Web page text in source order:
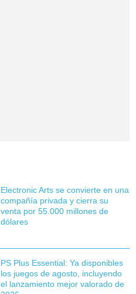
Electronic Arts se convierte en una
compañía privada y cierra su
venta por 55.000 millones de
dólares
PS Plus Essential: Ya disponibles
los juegos de agosto, incluyendo
el lanzamiento mejor valorado de